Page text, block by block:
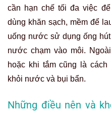
cần hạn chế tối đa việc
dùng khăn sạch, mềm để
uống nước sử dụng ống
nước chạm vào môi.
hoặc khi tắm cũng là
khỏi nước và bụi bẩn.
Những điều nên và